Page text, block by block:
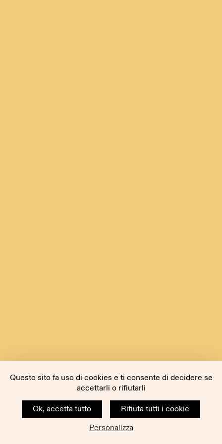
Questo sito fa uso di cookies e ti consente di decidere se
accettarli o rifiutarli
Ok, accetta tutto
Rifiuta tutti i cookie
Personalizza